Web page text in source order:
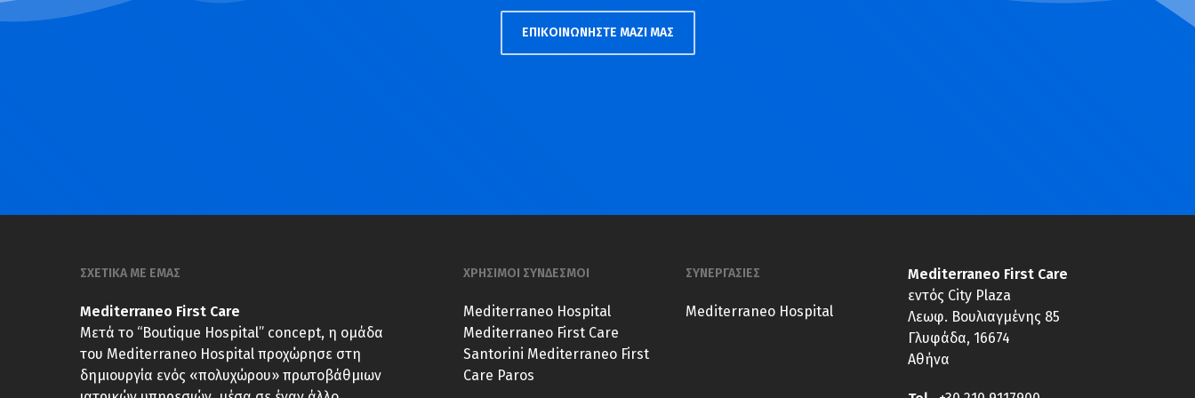
ΕΠΙΚΟΙΝΩΝΗΣΤΕ ΜΑΖΙ ΜΑΣ
ΣΧΕΤΙΚΑ ΜΕ ΕΜΑΣ
Mediterraneo First Care
Μετά το “Boutique Hospital” concept, η ομάδα
του Mediterraneo Hospital προχώρησε στη
δημιουργία ενός «πολυχώρου» πρωτοβάθμιων
ΧΡΗΣΙΜΟΙ ΣΥΝΔΕΣΜΟΙ
Mediterraneo Hospital
Mediterraneo First Care
Santorini Mediterraneo First
Care Paros
ΣΥΝΕΡΓΑΣΙΕΣ
Mediterraneo Hospital
Mediterraneo First Care
εντός City Plaza
Λεωφ. Βουλιαγμένης 85
Γλυφάδα, 16674
Αθήνα